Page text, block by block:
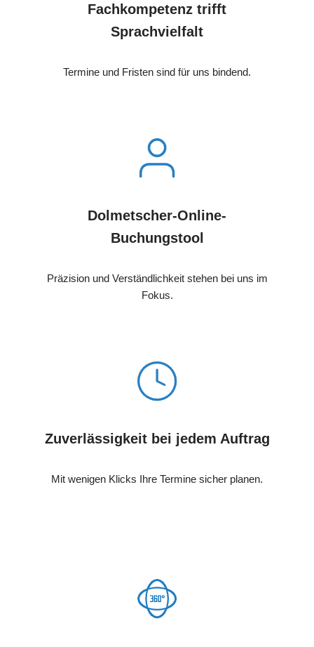
Fachkompetenz trifft
Sprachvielfalt
Termine und Fristen sind für uns bindend.
Dolmetscher-Online-
Buchungstool
Präzision und Verständlichkeit stehen bei uns im
Fokus.
Zuverlässigkeit bei jedem Auftrag
Mit wenigen Klicks Ihre Termine sicher planen.